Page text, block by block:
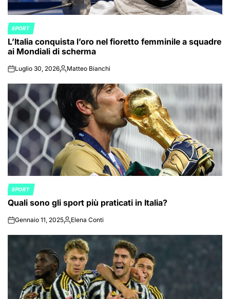
POSTED
IN
SPORT
L’Italia conquista l’oro nel fioretto femminile a squadre
ai Mondiali di scherma
onLuglio 30, 2026Posted
Matteo Bianchi
POSTED
IN
SPORT
Quali sono gli sport più praticati in Italia?
onGennaio 11, 2025Posted
Elena Conti